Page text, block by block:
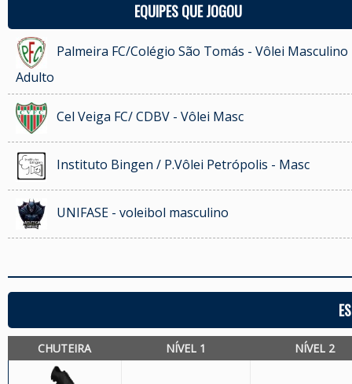
EQUIPES QUE JOGOU
Palmeira FC/Colégio São Tomás - Vôlei Masculino
Adulto
Cel Veiga FC/ CDBV - Vôlei Masc
Instituto Bingen / P.Vôlei Petrópolis - Masc
UNIFASE - voleibol masculino
CHUTEIRA NÍVEL 1 NÍVEL 2